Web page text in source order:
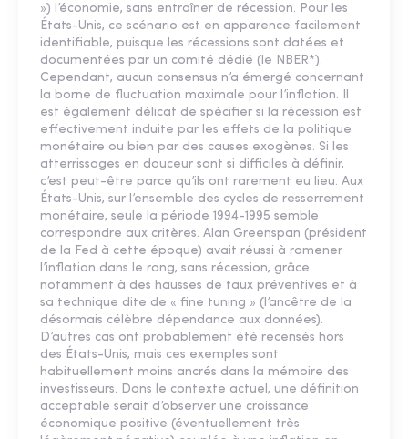
») l’économie, sans entraîner de récession. Pour les
États-Unis, ce scénario est en apparence facilement
identifiable, puisque les récessions sont datées et
documentées par un comité dédié (le NBER*).
Cependant, aucun consensus n’a émergé concernant
la borne de fluctuation maximale pour l’inflation. Il
est également délicat de spécifier si la récession est
effectivement induite par les effets de la politique
monétaire ou bien par des causes exogènes. Si les
atterrissages en douceur sont si difficiles à définir,
c’est peut-être parce qu’ils ont rarement eu lieu. Aux
États-Unis, sur l’ensemble des cycles de resserrement
monétaire, seule la période 1994-1995 semble
correspondre aux critères. Alan Greenspan (président
de la Fed à cette époque) avait réussi à ramener
l’inflation dans le rang, sans récession, grâce
notamment à des hausses de taux préventives et à
sa technique dite de « fine tuning » (l’ancêtre de la
désormais célèbre dépendance aux données).
D’autres cas ont probablement été recensés hors
des États-Unis, mais ces exemples sont
habituellement moins ancrés dans la mémoire des
investisseurs. Dans le contexte actuel, une définition
acceptable serait d’observer une croissance
économique positive (éventuellement très